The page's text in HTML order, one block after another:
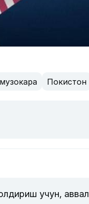
музокара Покистон
учун, аввал